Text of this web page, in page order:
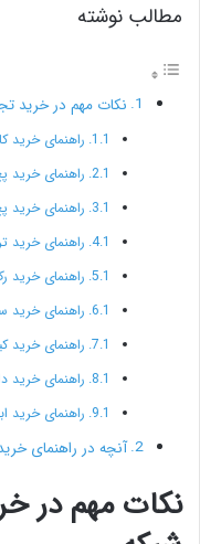
مطالب نوشته
نکات مهم در خرید
راهنمای خرید
راهنمای خرید
راهنمای خرید
راهنمای خرید
راهنمای خرید
راهنمای
راهنمای خرید
راهنمای خرید
راهنمای خرید
آنچه در راهنمای
نکات مهم در